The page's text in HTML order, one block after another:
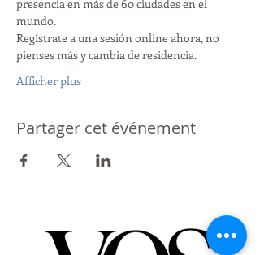
presencia en más de 60 ciudades en el
mundo.
Regístrate a una sesión online ahora, no
pienses más y cambia de residencia.
Afficher plus
Partager cet événement